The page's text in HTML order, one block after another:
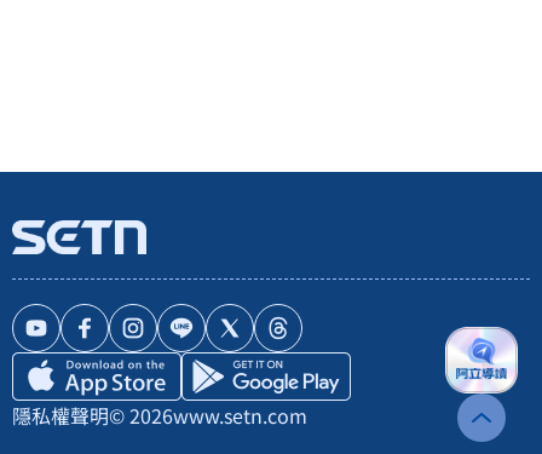
隱私權聲明© 2026www.setn.com